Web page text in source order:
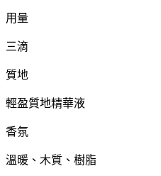
用量
三滴
質地
輕盈質地精華液
香氛
溫暖、木質、樹脂